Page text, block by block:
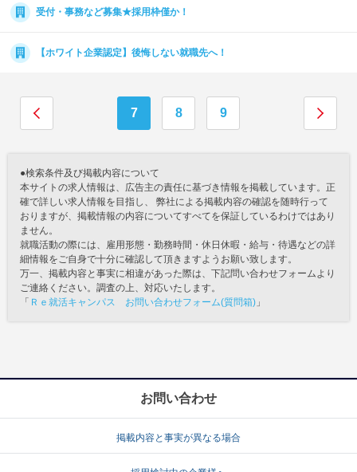
受付・事務など募集★採用枠僅か！
【ホワイト企業認定】後悔しない就職先へ！
7 8 9
●検索条件及び掲載内容について
本サイトの求人情報は、広告主の責任に基づき情報を掲載しています。正
確で詳しい求人情報を目指し、 弊社による掲載内容の確認を随時行って
おりますが、掲載情報の内容についてすべてを保証しているわけではあり
ません。
就職活動の際には、雇用形態・勤務時間・休日休暇・給与・待遇などの詳
細情報をご自身で十分に確認して頂きますようお願い致します。
万一、掲載内容と事実に相違があった際は、下記問い合わせフォームより
ご連絡ください。調査の上、対応いたします。
「 Ｒｅ就活キャンパス お問い合わせフォーム(質問箱) 」
お問い合わせ
掲載内容と事実が異なる場合